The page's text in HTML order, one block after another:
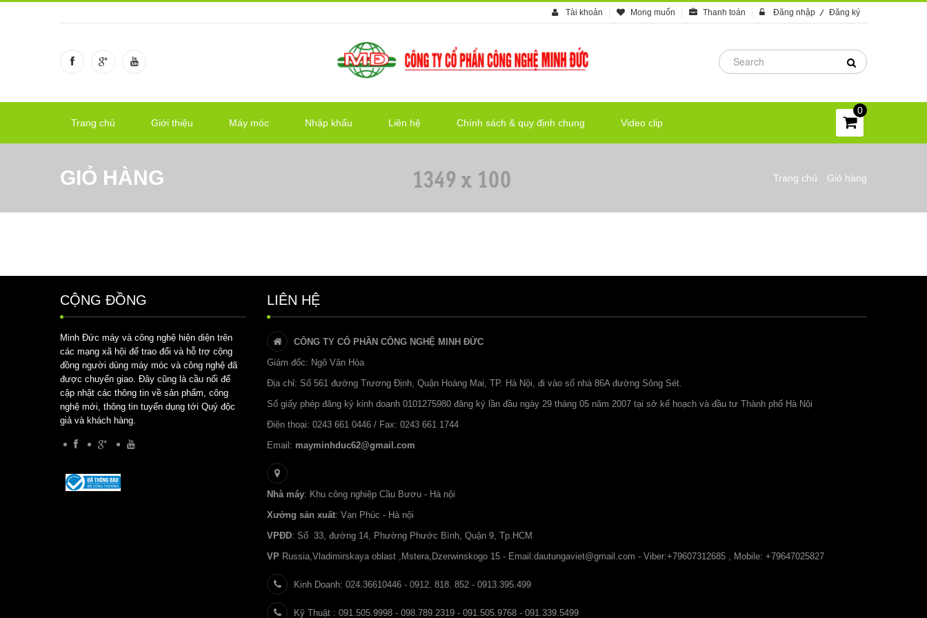
Tài khoản Mong muốn Thanh toán Đăng nhập Đăng ký
Trang chủ Giới thiệu Máy móc Nhập khẩu Liên hệ Chính sách & quy định chung Video clip
0
GIỎ HÀNG Trang chủ Giỏ hàng
CỘNG ĐỒNG
Minh Đức máy và công nghệ hiện diện trên
các mạng xã hội để trao đổi và hỗ trợ cộng
đồng người dùng máy móc và công nghệ đã
được chuyển giao. Đây cũng là cầu nối để
cập nhật các thông tin về sản phẩm, công
nghệ mới, thông tin tuyển dụng tới Quý độc
giả và khách hàng.
LIÊN HỆ
CÔNG TY CỔ PHẦN CÔNG NGHỆ MINH ĐỨC
Giám đốc: Ngô Văn Hòa
Địa chỉ: Số 561 đường Trương Định, Quận Hoàng Mai, TP. Hà Nội, đi vào số nhà 86A đường Sông Sét.
Số giấy phép đăng ký kinh doanh 0101275980 đăng ký lần đầu ngày 29 tháng 05 năm 2007 tại sở kế hoạch và đầu tư Thành phố Hà Nội
Điện thoại: 0243 661 0446 / Fax: 0243 661 1744
Email: mayminhduc62@gmail.com
Nhà máy: Khu công nghiệp Cầu Bươu - Hà nội
Xưởng sản xuất: Vạn Phúc - Hà nội
VPĐD: Số 33, đường 14, Phường Phước Bình, Quận 9, Tp.HCM
VP Russia,Vladimirskaya oblast ,Mstera,Dzerwinskogo 15 - Email:dautungaviet@gmail.com - Viber:+79607312685 , Mobile: +79647025827
Kinh Doanh: 024.36610446 - 0912. 818. 852 - 0913.395.499
Kỹ Thuật : 091.505.9998 - 098.789.2319 - 091.505.9768 - 091.339.5499